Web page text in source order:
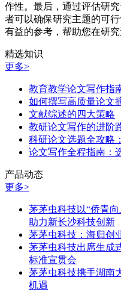
作性。最后，通过评估研
者可以确保研究主题的可
有益的参考，帮助您在研
精选知识
更多>
教育教学论文写作指
如何撰写高质量论文
文献综述的四大策略
教研论文写作的进阶
科研论文选题全攻略
论文写作全程指南：
产品动态
更多>
茅茅虫科技以“侨青
助力新长沙科技创新
茅茅虫科技：海归创
茅茅虫科技出席生成
标准宣贯会
茅茅虫科技携手湖南
机遇